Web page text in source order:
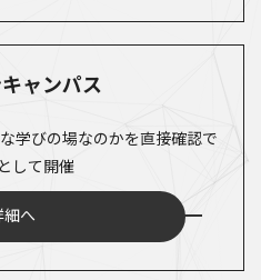
ャンパス
学びの場なのかを直接確認で
して開催
細へ